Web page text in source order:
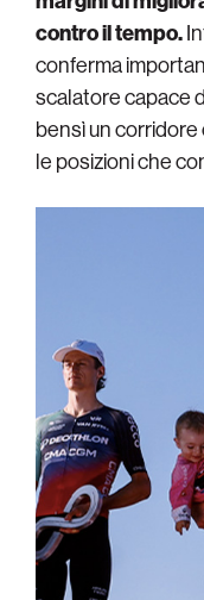
contro il tempo.
conferma
scalatore capace
bensì un
le posizioni che